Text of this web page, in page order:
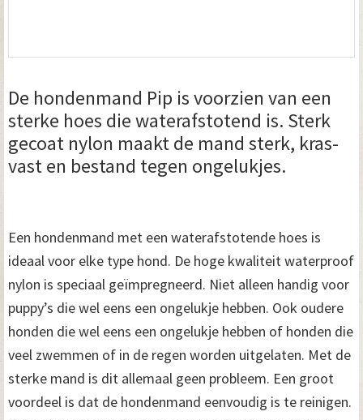
De hondenmand Pip is voorzien van een
sterke hoes die waterafstotend is. Sterk
gecoat nylon maakt de mand sterk, kras-
vast en bestand tegen ongelukjes.
Een hondenmand met een waterafstotende hoes is
ideaal voor elke type hond. De hoge kwaliteit waterproof
nylon is speciaal geïmpregneerd. Niet alleen handig voor
puppy’s die wel eens een ongelukje hebben. Ook oudere
honden die wel eens een ongelukje hebben of honden die
veel zwemmen of in de regen worden uitgelaten. Met de
sterke mand is dit allemaal geen probleem. Een groot
voordeel is dat de hondenmand eenvoudig is te reinigen.